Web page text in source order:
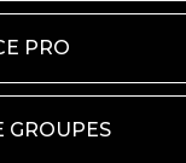
PRO
GROUPES